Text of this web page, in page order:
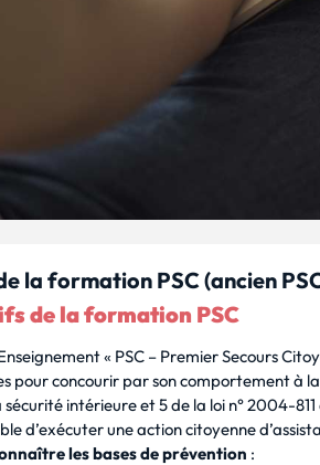
la formation PSC (ancien
de la formation PSC
« PSC – Premier Secours
pour concourir par son comportement à
sécurité intérieure et 5 de la loi n° 2004-
d’exécuter une action citoyenne
les bases de prévention :